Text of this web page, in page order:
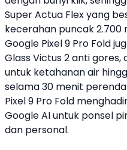
Super Actua Flex yang
kecerahan puncak 2.700
Google Pixel 9 Pro Fold
Glass Victus 2 anti
untuk ketahanan air
selama 30 menit
Pixel 9 Pro Fold
GoogleAI untuk ponsel
dan personal.